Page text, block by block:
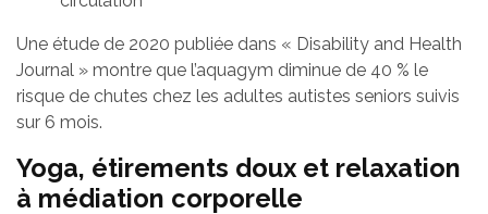
Une étude de 2020 publiée dans « Disability and Health
Journal » montre que l’aquagym diminue de 40 % le
risque de chutes chez les adultes autistes seniors suivis
sur 6 mois.
Yoga, étirements doux et relaxation
à médiation corporelle